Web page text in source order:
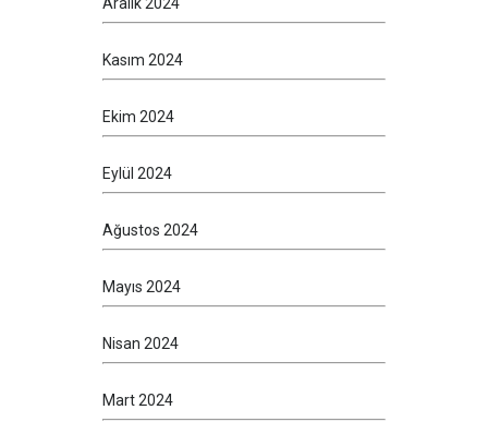
Kasım 2024
Ekim 2024
Eylül 2024
Ağustos 2024
Mayıs 2024
Nisan 2024
Mart 2024